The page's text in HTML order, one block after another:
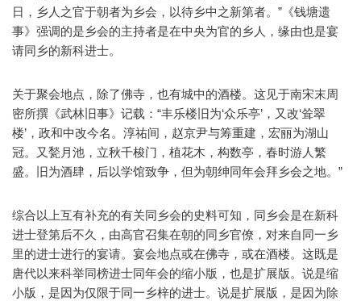
日，乡人之官于朝者为乡会，以待乡中之新第者。”《钱塘遗
事》强调的是乡会的主持者是在中央为官的乡人，缘由也是宴
请同乡的新科进士。
关于聚会地点，除了佛寺，也有城中的酒楼。这见于南宋末周
密所撰《武林旧事》记载：“丰乐楼旧为‘众乐亭’，又改‘耸翠
楼’，政和中改今名。淳祐间，赵京尹与筹重建，宏丽为湖山
冠。又甃月池，立秋千梭门，植花木，构数亭，春时游人繁
盛。旧为酒肆，后以学馆致争，但为朝绅同年会拜乡会之地。”
综合以上互有补充的有关同乡会的史料可知，同乡会是在新科
进士登第后不久，由高官召集在朝的同乡官僚，对来自同一乡
里的进士进行的宴请。宴会地点或在佛寺，或在酒楼。这既是
唐代以来科举同榜进士同年会的缩小版，也是扩展版。说是缩
小版，是因为仅限于同一乡梓的进士。说是扩展版，是因为除